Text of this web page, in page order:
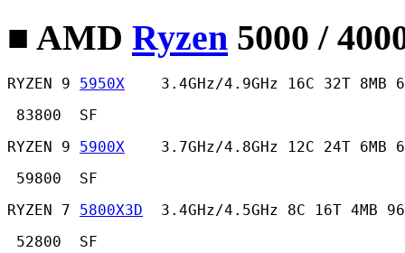
■ AMD Ryzen 5000 /
RYZEN 9 5950X
3.4GHz/4.9GHz 16C 32T 8MB
83800  SF
RYZEN 9 5900X
3.7GHz/4.8GHz 12C 24T 6MB
59800  SF
RYZEN 7 5800X3D
3.4GHz/4.5GHz 8C 16T 4MB
52800  SF